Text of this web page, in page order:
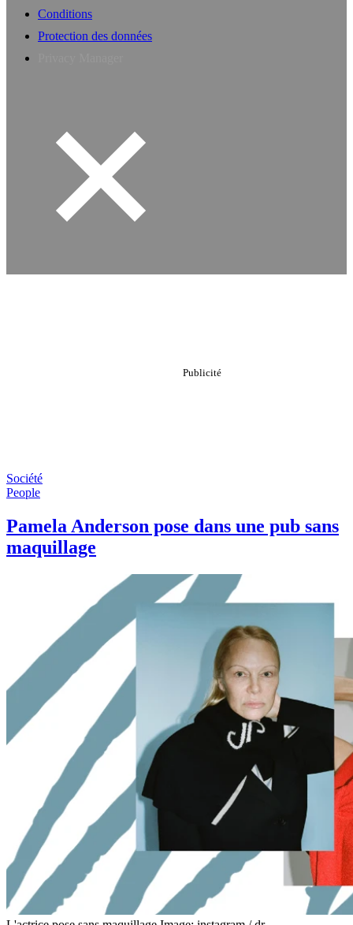
Conditions
Protection des données
Société
People
Pamela Anderson pose dans une pub sans
maquillage